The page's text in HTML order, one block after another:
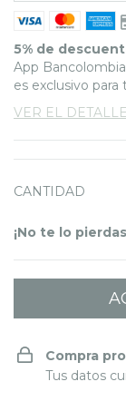
5% de
App
es exclusivo para
VER EL
CANTIDAD
¡No te lo
Compra
Tus datos